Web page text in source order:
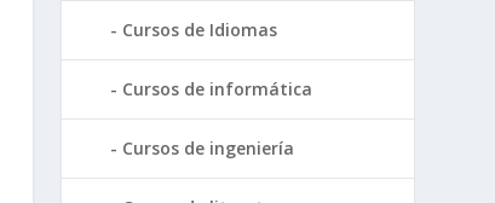
Cursos de Idiomas
Cursos de informática
Cursos de ingeniería